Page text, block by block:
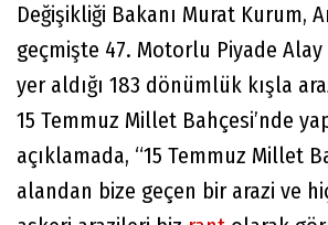
Değişikliği Bakanı Murat Kurum,
geçmişte 47. Motorlu Piyade Alay
yer aldığı 183 dönümlük kışla
15 Temmuz Millet Bahçesi’nde
açıklamada, “15 Temmuz Millet
alandan bize geçen bir arazi ve